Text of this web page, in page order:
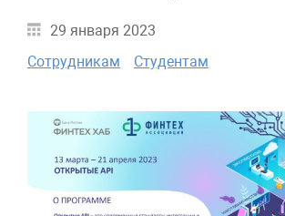
29 января 2023
Сотрудникам
Студентам